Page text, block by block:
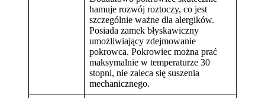
hamuje rozwój roztoczy, co jest
szczególnie ważne dla alergików.
Posiada zamek błyskawiczny
umożliwiający zdejmowanie
pokrowca. Pokrowiec można prać
maksymalnie w temperaturze 30
stopni, nie zaleca się suszenia
mechanicznego.